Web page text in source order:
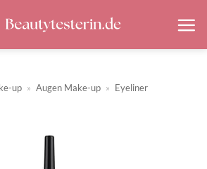
up » Augen Make-up » Eyeliner